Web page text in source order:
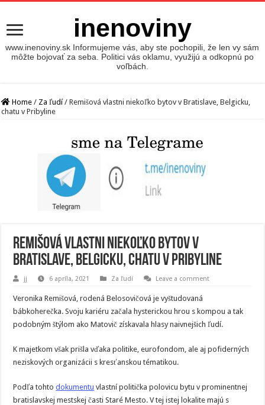
inenoviny
www.inenoviny.sk Informujeme vás, aby ste pochopili, že len vy sám
môžte bojovať za seba. Politici vás oklamu, využijú a odkopnú po
voľbách.
Home / Za ľudí / Remišová vlastni niekoľko bytov v Bratislave, Belgicku,
chatu v Pribyline
Remišová vlastni niekoľko bytov v
Bratislave, Belgicku, chatu v Pribyline
jj 6 apríla, 2021 Za ľudí Leave a comment
Veronika Remišová, rodená Belosovičová je vyštudovaná
bábkoherečka. Svoju kariéru začala hysterickou hrou s kompou a tak
podobným štýlom ako Matovič získavala hlasy naivnejšich ľudí.
K majetkom však prišla vďaka politike, eurofondom, ale aj pofiderných
neziskových organizácii s kresťanskou tématikou.
Podľa tohtodokumentu vlastní politička polovicu bytu v prominentnej
bratislavskej mestskej časti Staré Mesto. V tej istej lokalite majú s